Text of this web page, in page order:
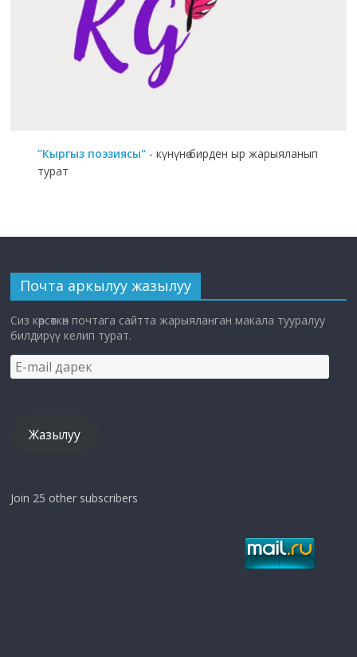
"Кыргыз поэзиясы" - күнүнө бирден ыр жарыяланып
турат
Почта аркылуу жазылуу
Сиз көрсөткөн почтага сайтта жарыяланган макала тууралуу
билдирүү келип турат.
E-
mail
Жазылуу
Join 25 other subscribers